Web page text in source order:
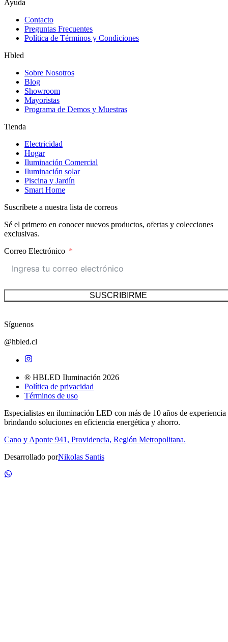
Ayuda
Contacto
Preguntas Frecuentes
Política de Términos y Condiciones
Hbled
Sobre Nosotros
Blog
Showroom
Mayoristas
Programa de Demos y Muestras
Tienda
Electricidad
Hogar
Iluminación Comercial
Iluminación solar
Piscina y Jardín
Smart Home
Suscríbete a nuestra lista de correos
Sé el primero en conocer nuevos productos, ofertas y colecciones
exclusivas.
Correo Electrónico
SUSCRIBIRME
Síguenos
@hbled.cl
® HBLED Iluminación 2026
Política de privacidad
Términos de uso
Especialistas en iluminación LED con más de 10 años de experiencia
brindando soluciones en eficiencia energética y ahorro.
Cano y Aponte 941, Providencia, Región Metropolitana.
Desarrollado porNikolas Santis